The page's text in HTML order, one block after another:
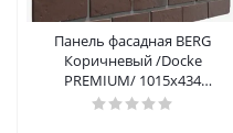
Панель фасадная BERG
Коричневый /Docke
PREMIUM/ 1015х434
мм/0,44м2